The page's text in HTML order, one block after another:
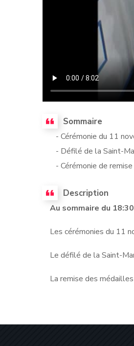
Sommaire
- Cérémonie du 11
- Défilé de la Saint-
- Cérémonie de
Description
Au sommaire du
Les cérémonies du 11
Le défilé de la Saint-
La remise des